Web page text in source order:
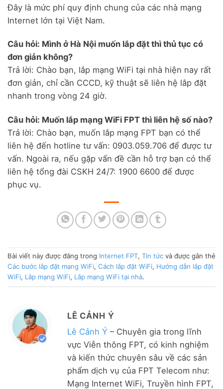
Đây là mức phí quy định chung của các nhà mạng
Internet lớn tại Việt Nam.
Câu hỏi: Mình ở Hà Nội muốn lắp đặt thì thủ tục có
đơn giản không?
Trả lời: Chào bạn, lắp mạng WiFi tại nhà hiện nay rất
đơn giản, chỉ cần CCCD, kỹ thuật sẽ liên hệ lắp đặt
nhanh trong vòng 24 giờ.
Câu hỏi: Muốn lắp mạng WiFi FPT thì liên hệ số nào?
Trả lời: Chào bạn, muốn lắp mạng FPT bạn có thể
liên hệ đến hotline tư vấn: 0903.059.706 để được tư
vấn. Ngoài ra, nếu gặp vấn đề cần hỗ trợ bạn có thể
liên hệ tổng đài CSKH 24/7: 1900 6600 để được
phục vụ.
Bài viết này được đăng trong Internet FPT, Tin tức và được gắn thẻ
Các bước lắp đặt mạng WiFi, Cách lắp đặt WiFi, Hướng dẫn lắp đặt
WiFi, Lắp mạng WiFi, Lắp mạng WiFi tại nhà.
LÊ CẢNH Ý
Lê Cảnh Ý – Chuyên gia trong lĩnh
vực Viễn thông FPT, có kinh nghiệm
và kiến thức chuyên sâu về các sản
phẩm dịch vụ của FPT Telecom như:
Mạng Internet WiFi, Truyền hình FPT,